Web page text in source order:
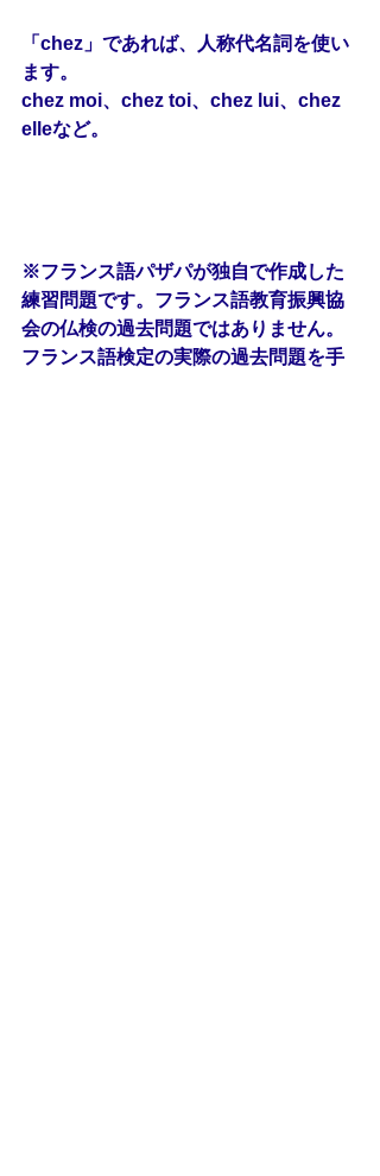
「chez」であれば、人称代名詞を使い
ます。
chez moi、chez toi、chez lui、chez
elleなど。
※フランス語パザパが独自で作成した
練習問題です。フランス語教育振興協
会の仏検の過去問題ではありません。
フランス語検定の実際の過去問題を手